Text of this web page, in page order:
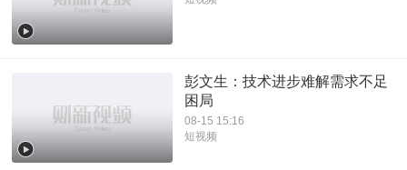
彭文生：技术进步难解需求不足
困局
08-15 15:16
短视频